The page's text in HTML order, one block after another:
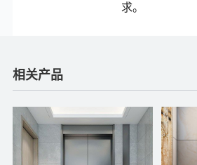
求。
相关产品